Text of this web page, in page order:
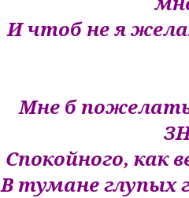
И чтоб не я
Мне б
Спокойного, как
В тумане глупых